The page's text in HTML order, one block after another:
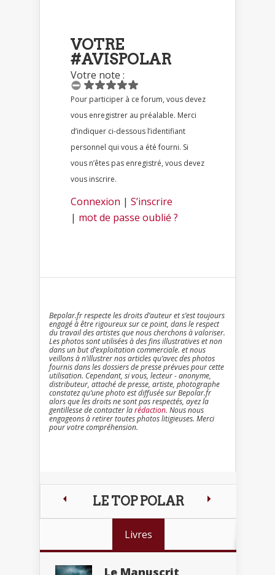
VOTRE
#AVISPOLAR
Votre note :
Pour participer à ce forum, vous devez
vous enregistrer au préalable. Merci
d’indiquer ci-dessous l’identifiant
personnel qui vous a été fourni. Si
vous n’êtes pas enregistré, vous devez
vous inscrire.
Connexion | S’inscrire
| mot de passe oublié ?
Bepolar.fr respecte les droits d’auteur et s’est toujours
engagé à être rigoureux sur ce point, dans le respect
du travail des artistes que nous cherchons à valoriser.
Les photos sont utilisées à des fins illustratives et non
dans un but d’exploitation commerciale. et nous
veillons à n’illustrer nos articles qu’avec des photos
fournis dans les dossiers de presse prévues pour cette
utilisation. Cependant, si vous, lecteur - anonyme,
distributeur, attaché de presse, artiste, photographe
constatez qu’une photo est diffusée sur Bepolar.fr
alors que les droits ne sont pas respectés, ayez la
gentillesse de contacter larédaction. Nous nous
engageons à retirer toutes photos litigieuses. Merci
pour votre compréhension.
LE TOP POLAR
Livres
Le Manuscrit